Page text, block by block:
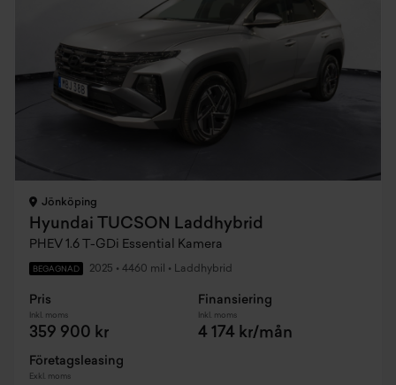
Jönköping
Hyundai TUCSON Laddhybrid
PHEV 1.6 T-GDi Essential Kamera
BEGAGNAD 2025 • 4460 mil • Laddhybrid
Pris
Inkl. moms
359 900 kr
Finansiering
Inkl. moms
4 174 kr/mån
Företagsleasing
Exkl. moms